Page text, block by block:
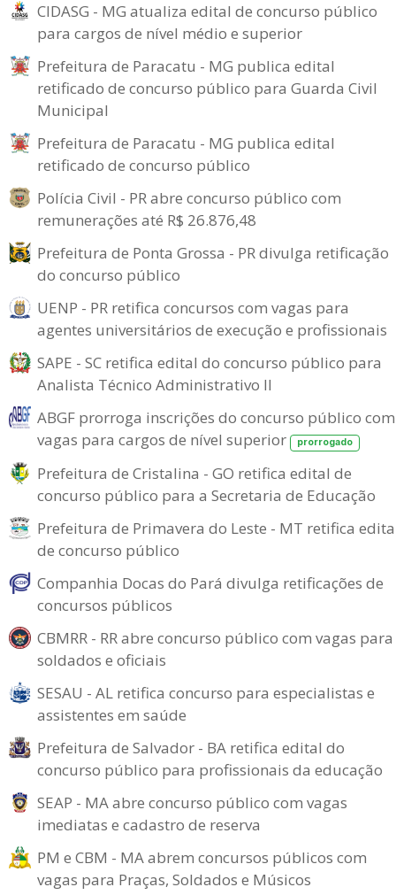
CIDASG - MG atualiza edital de concurso público
para cargos de nível médio e superior
Prefeitura de Paracatu - MG publica edital
retificado de concurso público para Guarda Civil
Municipal
Prefeitura de Paracatu - MG publica edital
retificado de concurso público
Polícia Civil - PR abre concurso público com
remunerações até R$ 26.876,48
Prefeitura de Ponta Grossa - PR divulga retificação
do concurso público
UENP - PR retifica concursos com vagas para
agentes universitários de execução e profissionais
SAPE - SC retifica edital do concurso público para
Analista Técnico Administrativo II
ABGF prorroga inscrições do concurso público com
vagas para cargos de nível superior
prorrogado
Prefeitura de Cristalina - GO retifica edital de
concurso público para a Secretaria de Educação
Prefeitura de Primavera do Leste - MT retifica
de concurso público
Companhia Docas do Pará divulga retificações de
concursos públicos
CBMRR - RR abre concurso público com vagas para
soldados e oficiais
SESAU - AL retifica concurso para especialistas e
assistentes em saúde
Prefeitura de Salvador - BA retifica edital do
concurso público para profissionais da educação
SEAP - MA abre concurso público com vagas
imediatas e cadastro de reserva
PM e CBM - MA abrem concursos públicos com
vagas para Praças, Soldados e Músicos